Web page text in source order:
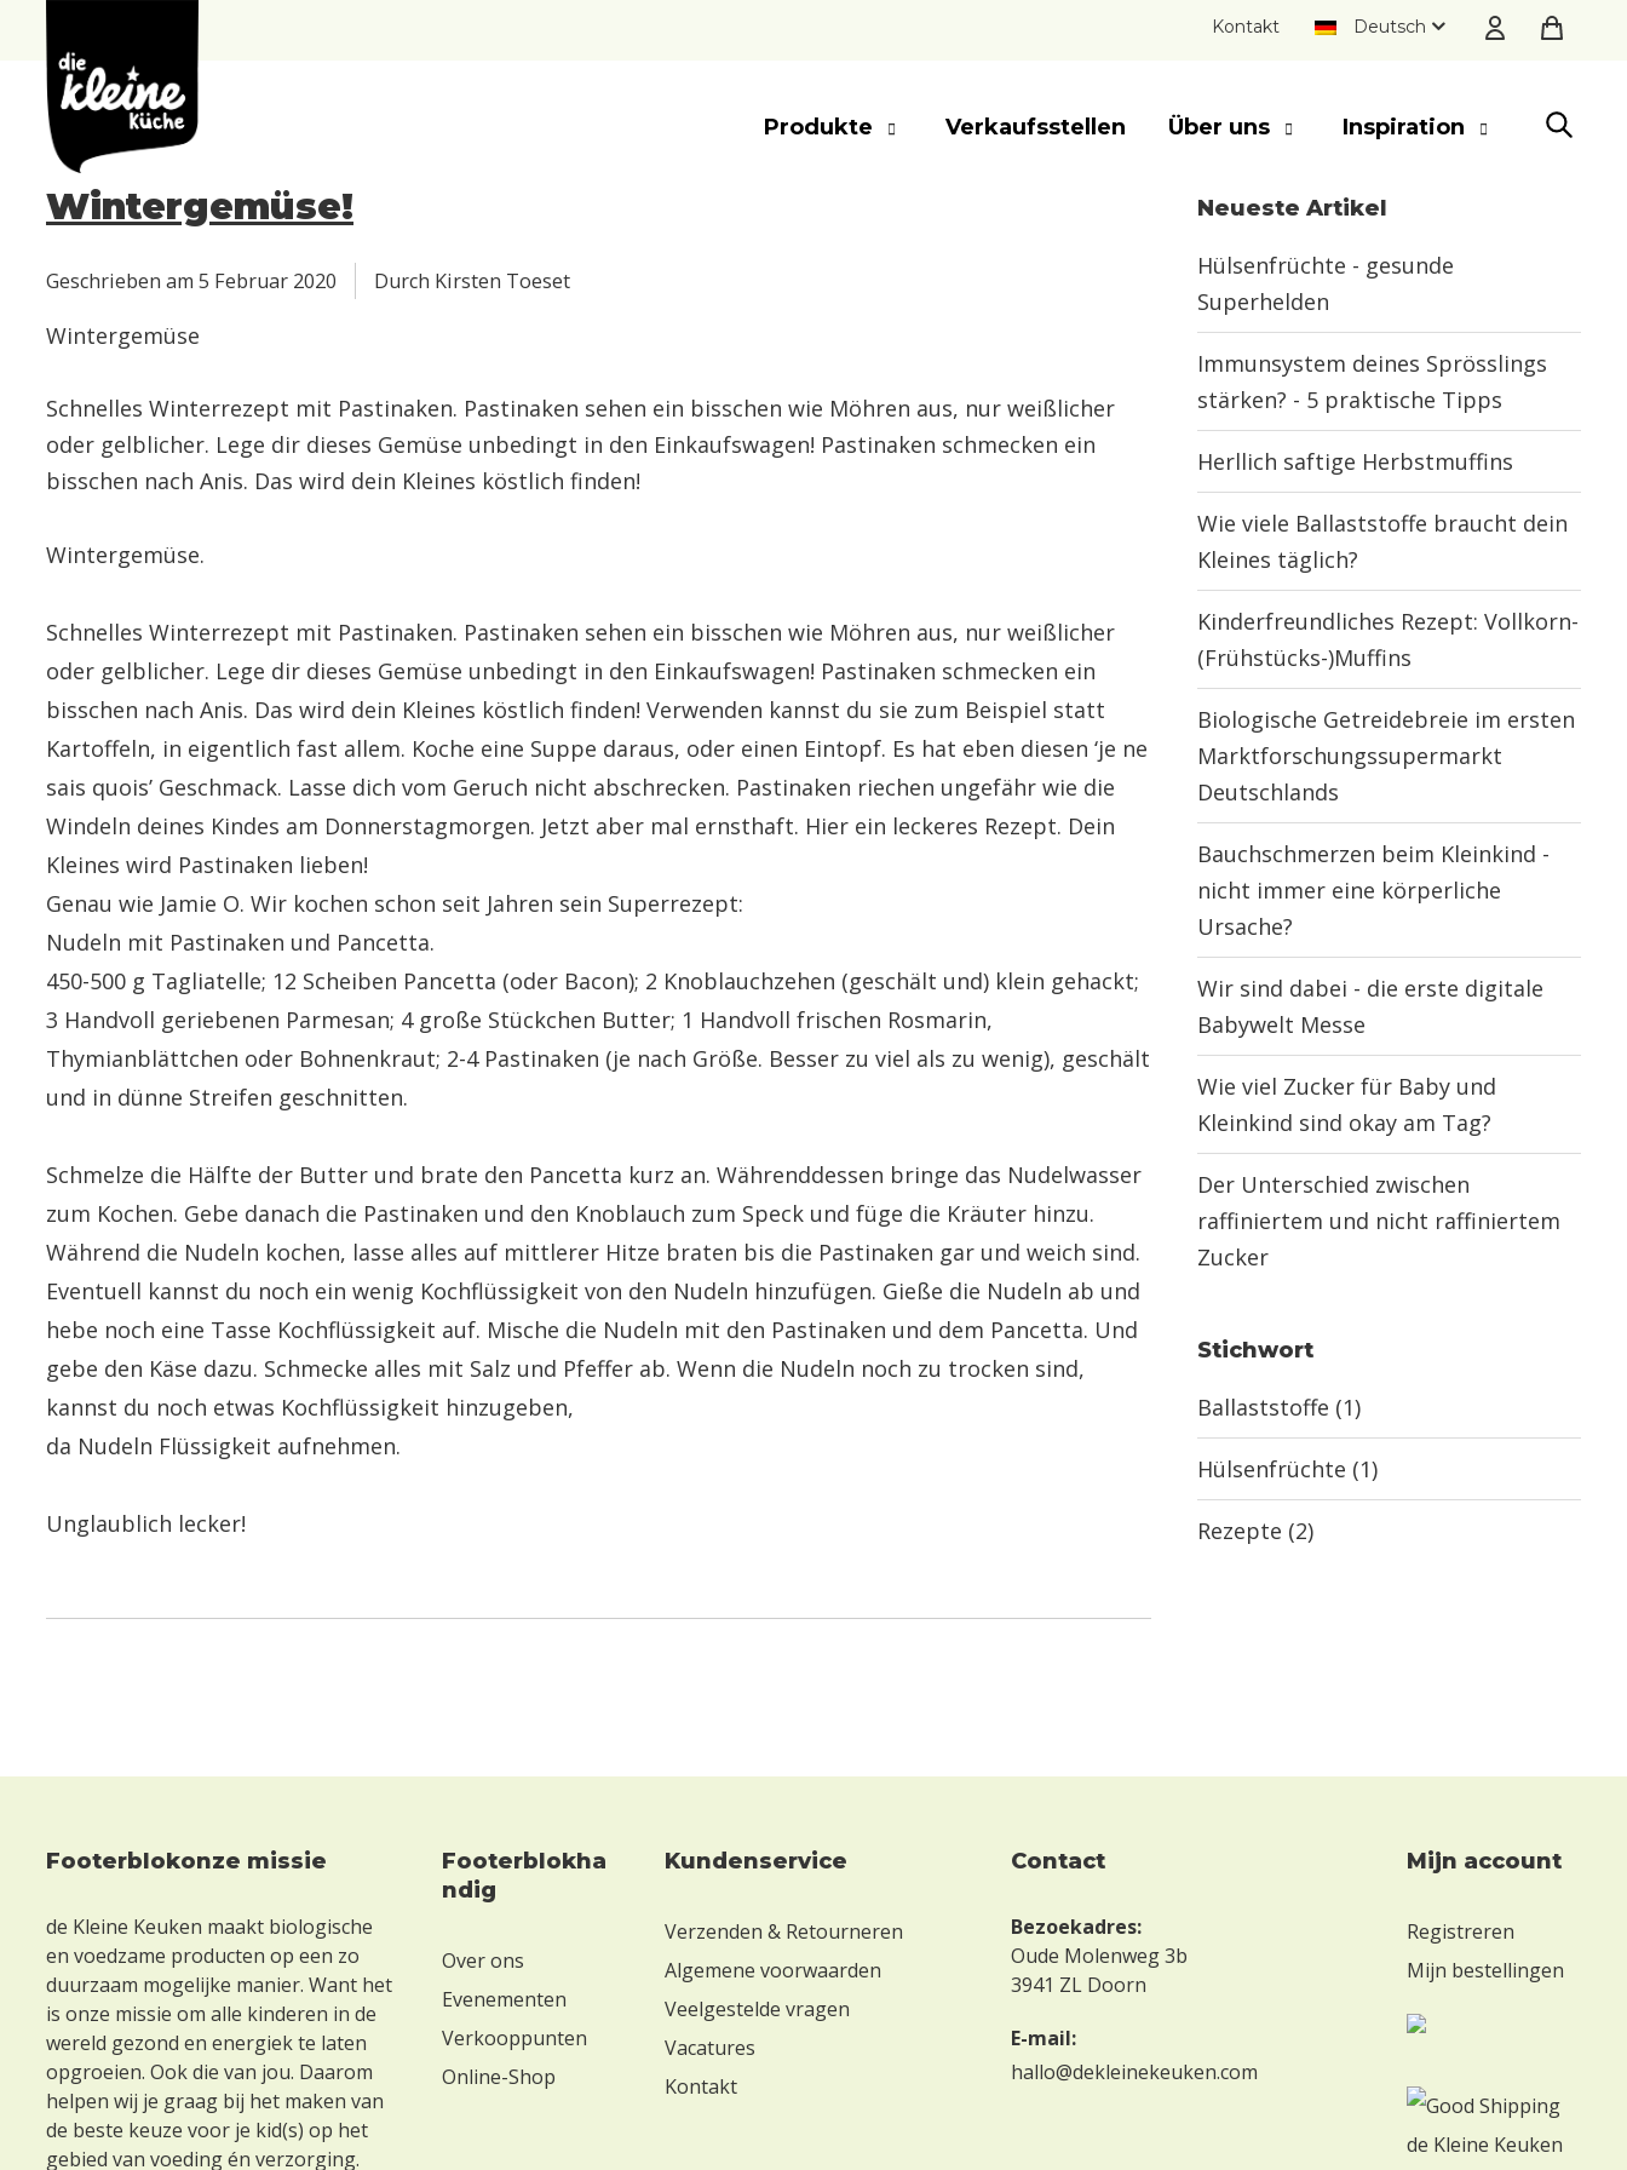
Kontakt Deutsch
Die
Kleine
Küche
Produkte Verkaufsstellen Über uns Inspiration
SLUITEN
Wintergemüse!
Geschrieben am 5 Februar 2020 Durch Kirsten Toeset
Wintergemüse
Schnelles Winterrezept mit Pastinaken. Pastinaken sehen ein bisschen wie Möhren aus, nur weißlicher
oder gelblicher. Lege dir dieses Gemüse unbedingt in den Einkaufswagen! Pastinaken schmecken ein
bisschen nach Anis. Das wird dein Kleines köstlich finden!
Wintergemüse.
Schnelles Winterrezept mit Pastinaken. Pastinaken sehen ein bisschen wie Möhren aus, nur weißlicher
oder gelblicher. Lege dir dieses Gemüse unbedingt in den Einkaufswagen! Pastinaken schmecken ein
bisschen nach Anis. Das wird dein Kleines köstlich finden! Verwenden kannst du sie zum Beispiel statt
Kartoffeln, in eigentlich fast allem. Koche eine Suppe daraus, oder einen Eintopf. Es hat eben diesen ‘je ne
sais quois’ Geschmack. Lasse dich vom Geruch nicht abschrecken. Pastinaken riechen ungefähr wie die
Windeln deines Kindes am Donnerstagmorgen. Jetzt aber mal ernsthaft. Hier ein leckeres Rezept. Dein
Kleines wird Pastinaken lieben!
Genau wie Jamie O. Wir kochen schon seit Jahren sein Superrezept:
Nudeln mit Pastinaken und Pancetta.
450-500 g Tagliatelle; 12 Scheiben Pancetta (oder Bacon); 2 Knoblauchzehen (geschält und) klein gehackt;
3 Handvoll geriebenen Parmesan; 4 große Stückchen Butter; 1 Handvoll frischen Rosmarin,
Thymianblättchen oder Bohnenkraut; 2-4 Pastinaken (je nach Größe. Besser zu viel als zu wenig), geschält
und in dünne Streifen geschnitten.
Schmelze die Hälfte der Butter und brate den Pancetta kurz an. Währenddessen bringe das Nudelwasser
zum Kochen. Gebe danach die Pastinaken und den Knoblauch zum Speck und füge die Kräuter hinzu.
Während die Nudeln kochen, lasse alles auf mittlerer Hitze braten bis die Pastinaken gar und weich sind.
Eventuell kannst du noch ein wenig Kochflüssigkeit von den Nudeln hinzufügen. Gieße die Nudeln ab und
hebe noch eine Tasse Kochflüssigkeit auf. Mische die Nudeln mit den Pastinaken und dem Pancetta. Und
gebe den Käse dazu. Schmecke alles mit Salz und Pfeffer ab. Wenn die Nudeln noch zu trocken sind,
kannst du noch etwas Kochflüssigkeit hinzugeben,
da Nudeln Flüssigkeit aufnehmen.
Unglaublich lecker!
Neueste Artikel
Hülsenfrüchte - gesunde
Superhelden
Immunsystem deines Sprösslings
stärken? - 5 praktische Tipps
Herllich saftige Herbstmuffins
Wie viele Ballaststoffe braucht dein
Kleines täglich?
Kinderfreundliches Rezept: Vollkorn-
(Frühstücks-)Muffins
Biologische Getreidebreie im ersten
Marktforschungssupermarkt
Deutschlands
Bauchschmerzen beim Kleinkind -
nicht immer eine körperliche
Ursache?
Wir sind dabei - die erste digitale
Babywelt Messe
Wie viel Zucker für Baby und
Kleinkind sind okay am Tag?
Der Unterschied zwischen
raffiniertem und nicht raffiniertem
Zucker
Stichwort
Ballaststoffe (1)
Hülsenfrüchte (1)
Rezepte (2)
Footer
Footerblokonze missie
de Kleine Keuken maakt biologische
en voedzame producten op een zo
duurzaam mogelijke manier. Want het
is onze missie om alle kinderen in de
wereld gezond en energiek te laten
opgroeien. Ook die van jou. Daarom
helpen wij je graag bij het maken van
de beste keuze voor je kid(s) op het
gebied van voeding én verzorging.
Footerblokha
ndig
Over ons
Evenementen
Verkooppunten
Online-Shop
Kundenservice
Verzenden & Retourneren
Algemene voorwaarden
Veelgestelde vragen
Vacatures
Kontakt
contact
Bezoekadres:
Oude Molenweg 3b
3941 ZL Doorn
E-mail:
hallo@dekleinekeuken.com
mijn account
Registreren
Mijn bestellingen